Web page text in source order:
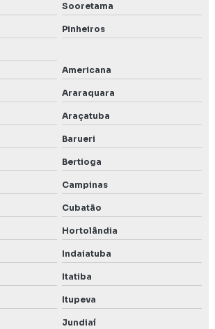
ambiental
água
ambiental
ambiental
e monitoramento ambiental
de água subterrânea
posto de combustível
Sooretama
Pinheiros
Americana
Araraquara
Araçatuba
Barueri
Bertioga
Campinas
Cubatão
Hortolândia
Indaiatuba
Itatiba
Itupeva
Jundiaí